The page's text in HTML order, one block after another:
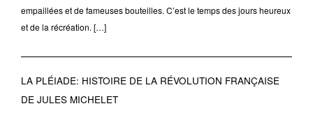
empaillées et de fameuses bouteilles. C’est le temps des jours heureux
et de la récréation. […]
LA PLÉIADE: HISTOIRE DE LA RÉVOLUTION FRANÇAISE
DE JULES MICHELET